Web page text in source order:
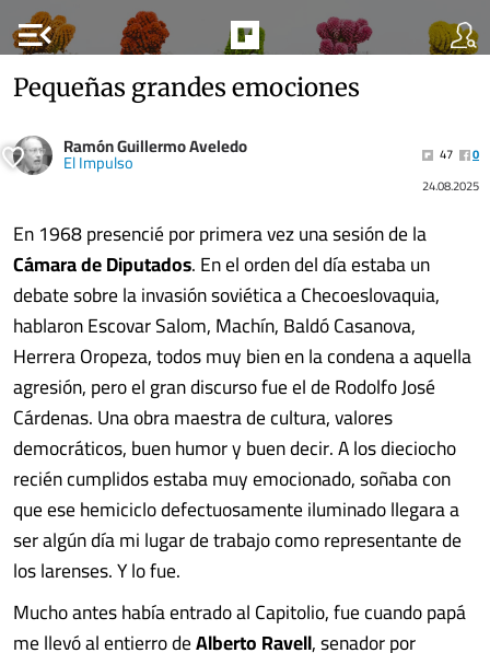
menu_open
Pequeñas grandes emociones
Ramón Guillermo Aveledo
El Impulso 47
0
24.08.2025
En 1968 presencié por primera vez una sesión de la
Cámara de Diputados. En el orden del día estaba un
debate sobre la invasión soviética a Checoeslovaquia,
hablaron Escovar Salom, Machín, Baldó Casanova,
Herrera Oropeza, todos muy bien en la condena a aquella
agresión, pero el gran discurso fue el de Rodolfo José
Cárdenas. Una obra maestra de cultura, valores
democráticos, buen humor y buen decir. A los dieciocho
recién cumplidos estaba muy emocionado, soñaba con
que ese hemiciclo defectuosamente iluminado llegara a
ser algún día mi lugar de trabajo como representante de
los larenses. Y lo fue.
Mucho antes había entrado al Capitolio, fue cuando papá
me llevó al entierro deAlberto Ravell, senador por